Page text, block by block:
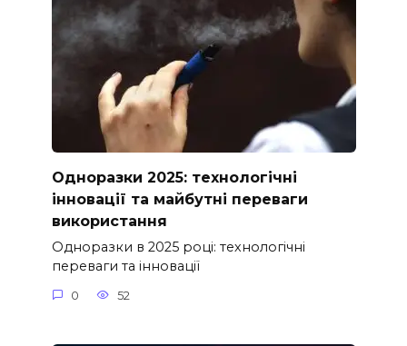
Одноразки 2025: технологічні
інновації та майбутні переваги
використання
Одноразки в 2025 році: технологічні
переваги та інновації
0 52